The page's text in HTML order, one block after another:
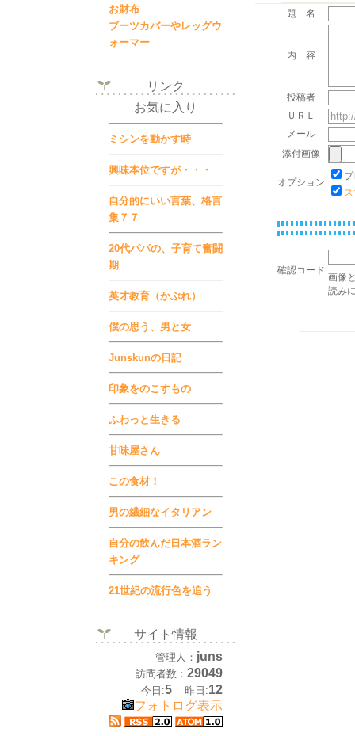
お財布
ブーツカバーやレッグウ
ォーマー
リンク
お気に入り
ミシンを動かす時
興味本位ですが・・・
自分的にいい言葉、格言
集７７
20代パパの、子育て奮闘
期
英才教育（かぶれ）
僕の思う、男と女
Junskunの日記
印象をのこすもの
ふわっと生きる
甘味屋さん
この食材！
男の繊細なイタリアン
自分の飲んだ日本酒ラン
キング
21世紀の流行色を追う
サイト情報
管理人： juns
訪問者数： 29049
今日:5 昨日:12
フォトログ表示
題 名
内 容
投稿者
ＵＲＬ
メール
添付画像
オプション
確認コード
画像
読み